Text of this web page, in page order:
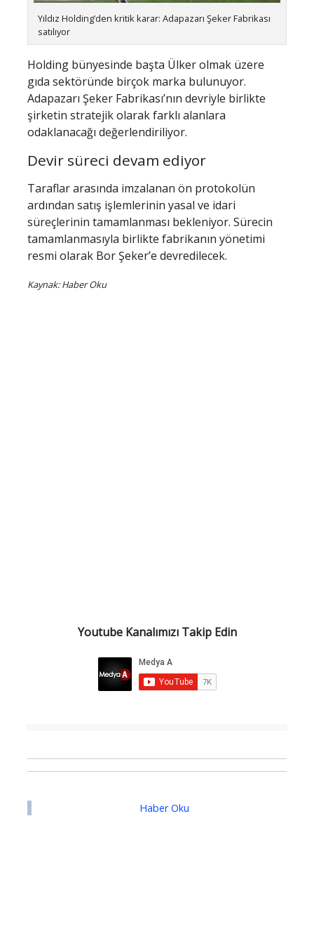
Yıldız Holding’den kritik karar: Adapazarı Şeker Fabrikası
satılıyor
Holding bünyesinde başta Ülker olmak üzere
gıda sektöründe birçok marka bulunuyor.
Adapazarı Şeker Fabrikası’nın devriyle birlikte
şirketin stratejik olarak farklı alanlara
odaklanacağı değerlendiriliyor.
Devir süreci devam ediyor
Taraflar arasında imzalanan ön protokolün
ardından satış işlemlerinin yasal ve idari
süreçlerinin tamamlanması bekleniyor. Sürecin
tamamlanmasıyla birlikte fabrikanın yönetimi
resmi olarak Bor Şeker’e devredilecek.
Kaynak: Haber Oku
Youtube Kanalımızı Takip Edin
Haber Oku